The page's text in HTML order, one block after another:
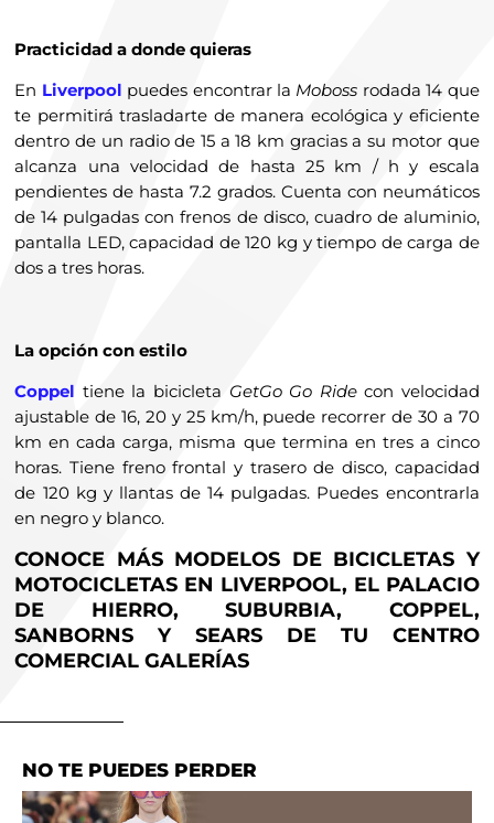
Practicidad a donde quieras
En Liverpool puedes encontrar la Moboss rodada 14 que
te permitirá trasladarte de manera ecológica y eficiente
dentro de un radio de 15 a 18 km gracias a su motor que
alcanza una velocidad de hasta 25 km / h y escala
pendientes de hasta 7.2 grados. Cuenta con neumáticos
de 14 pulgadas con frenos de disco, cuadro de aluminio,
pantalla LED, capacidad de 120 kg y tiempo de carga de
dos a tres horas.
La opción con estilo
Coppel tiene la bicicleta GetGo Go Ridecon velocidad
ajustable de 16, 20 y 25 km/h, puede recorrer de 30 a 70
km en cada carga, misma que termina en tres a cinco
horas. Tiene freno frontal y trasero de disco, capacidad
de 120 kg y llantas de 14 pulgadas. Puedes encontrarla
en negro y blanco.
CONOCE MÁS MODELOS DE BICICLETAS Y
MOTOCICLETAS EN LIVERPOOL, EL PALACIO
DE HIERRO, SUBURBIA, COPPEL,
SANBORNS Y SEARS DE TU CENTRO
COMERCIAL GALERÍAS
NO TE PUEDES PERDER